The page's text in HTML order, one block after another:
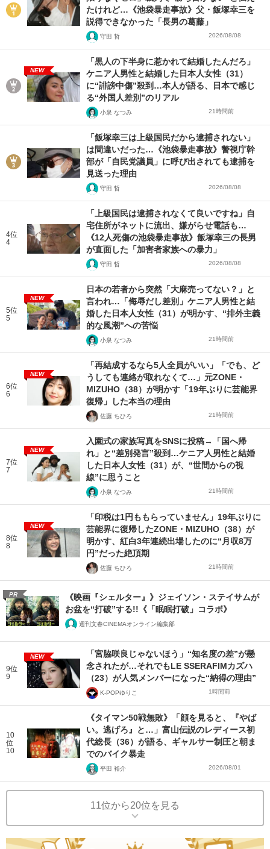
たけれど…《池袋暴走事故》父・飯塚幸三を
説得できなかった「長男の葛藤」
守田 哲 2026/08/08
NEW
「黒人の下半身に惹かれて結婚したんだろ」
ケニア人男性と結婚した日本人女性（31）
に“誹謗中傷”殺到…本人が語る、日本で感じ
る“外国人差別”のリアル
小泉 なつみ 21時間前
「飯塚幸三は上級国民だから逮捕されない」
は間違いだった…《池袋暴走事故》警視庁幹
部が「自民党議員」に呼び出されても逮捕を
見送った理由
守田 哲 2026/08/08
4位
4
「上級国民は逮捕されなくて良いですね」自
宅住所がネットに流出、嫌がらせ電話も…
《12人死傷の池袋暴走事故》飯塚幸三の長男
が直面した「加害者家族への暴力」
守田 哲 2026/08/08
5位
5
NEW
日本の若者から突然「大麻売ってない？」と
言われ…「侮辱だし差別」ケニア人男性と結
婚した日本人女性（31）が明かす、“排外主義
的な風潮”への苦悩
小泉 なつみ 21時間前
6位
6
NEW
「再結成するなら5人全員がいい」「でも、ど
うしても連絡が取れなくて…」元ZONE・
MIZUHO（38）が明かす「19年ぶりに芸能界
復帰」した本当の理由
佐藤 ちひろ 21時間前
7位
7
NEW
入園式の家族写真をSNSに投稿→「国へ帰
れ」と“差別発言”殺到…ケニア人男性と結婚
した日本人女性（31）が、“世間からの視
線”に思うこと
小泉 なつみ 21時間前
8位
8
NEW
「印税は1円ももらっていません」19年ぶりに
芸能界に復帰したZONE・MIZUHO（38）が
明かす、紅白3年連続出場したのに“月収8万
円”だった絶頂期
佐藤 ちひろ 21時間前
PR
《映画『シェルター』》ジェイソン・ステイサムが
お盆を“打破”する!!《「眠眠打破」コラボ》
週刊文春CINEMAオンライン編集部
9位
9
NEW
「宮脇咲良じゃないほう」“知名度の差”が懸
念されたが…それでもLE SSERAFIMカズハ
（23）が人気メンバーになった“納得の理由”
K-POPゆりこ 1時間前
10
位
10
《タイマン50戦無敗》「顔を見ると、『やば
い。逃げろ』と…」富山伝説のレディース初
代総長（36）が語る、ギャルサー制圧と朝ま
でのバイク暴走
平田 裕介 2026/08/01
11位から20位を見る